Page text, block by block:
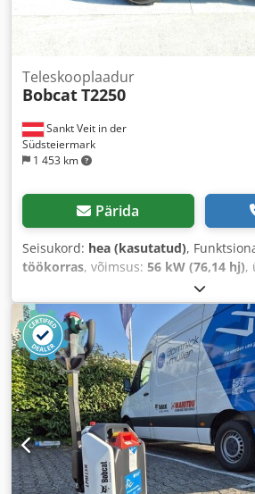
Sankt Veit in der
Südsteiermark
1 453 km
Teleskooplaadur
BobcatT2250
Pärida
Seisukord: hea (kasutatud),
töökorras, võimsus: 56 kW (76,14 hj),
diisel
Ehitusaasta:2008, töötunnid:4 871 h,
alusekahvlid, kabiin